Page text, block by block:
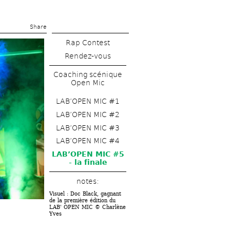
Share
Rap Contest
Rendez-vous
Coaching scénique
Open Mic
LAB’OPEN MIC #1
LAB’OPEN MIC #2
LAB’OPEN MIC #3
LAB’OPEN MIC #4
LAB’OPEN MIC #5
- la finale
notes:
Visuel : Doc Black, gagnant
de la première édition du
LAB' OPEN MIC © Charlène
Yves